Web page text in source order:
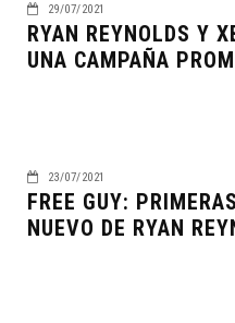
29/07/2021
RYAN REYNOLDS Y
UNA CAMPAÑA
23/07/2021
FREE GUY:
NUEVO DE RYAN